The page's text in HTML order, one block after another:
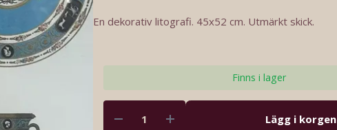
En dekorativ litografi. 45x52 cm. Utmärkt skick.
Finns i lager
Lägg i korgen